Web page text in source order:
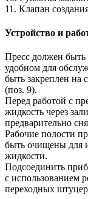
11. Клапан
Устройство и
Пресс должен быть
удобном для
быть закреплен на
(поз. 9).
Перед работой с
жидкость через
предварительно
Рабочие полости
быть очищены для
жидкости.
Подсоединить
с использованием
переходных